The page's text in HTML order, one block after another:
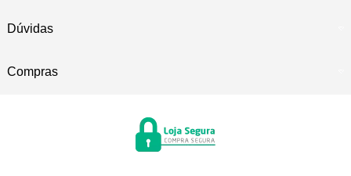
Dúvidas
Compras